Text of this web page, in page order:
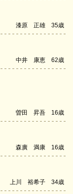
漆原 正雄 35歳
中井 康恵 62歳
曽田 昇吾 16歳
森廣 満康 16歳
上川 裕希子 34歳